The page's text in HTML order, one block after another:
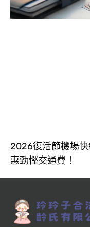
2026復活節機場
惠勁慳交通費！